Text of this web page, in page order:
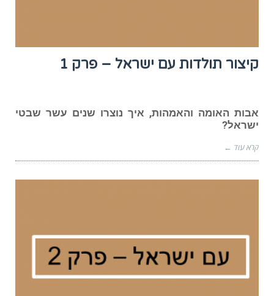
קיצור תולדות עם ישראל – פרק 1
אבות האומה והאמהות, איך נוצרו שנים עשר שבטי
ישראל?
קרא עוד ←